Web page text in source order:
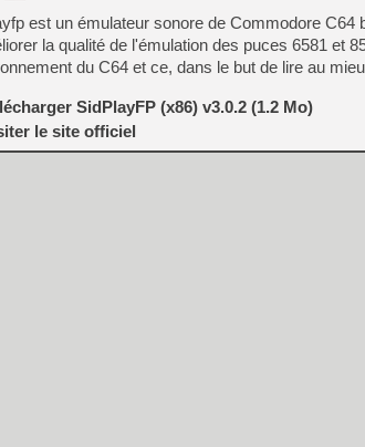
est un émulateur sonore de Commodore
la qualité de l'émulation des puces 6581 et
du C64 et ce, dans le but de lire au
SidPlayFP (x86) v3.0.2 (1.2 Mo)
le site officiel